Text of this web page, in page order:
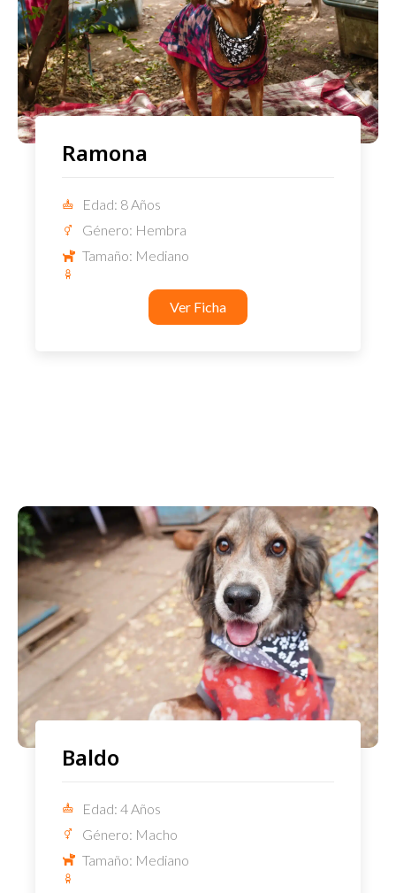
Ramona
Edad: 8 Años
Género: Hembra
Tamaño: Mediano
Ver Ficha
Baldo
Edad: 4 Años
Género: Macho
Tamaño: Mediano